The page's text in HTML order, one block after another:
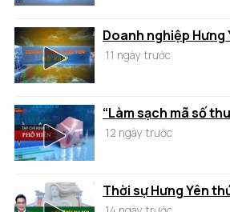
Doanh nghiệp
11 ngày trước
“Làm sạch mã số
12 ngày trước
Thời sự Hưng Yên